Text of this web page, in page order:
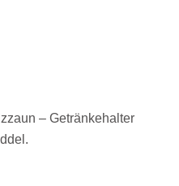
– Getränkehalter